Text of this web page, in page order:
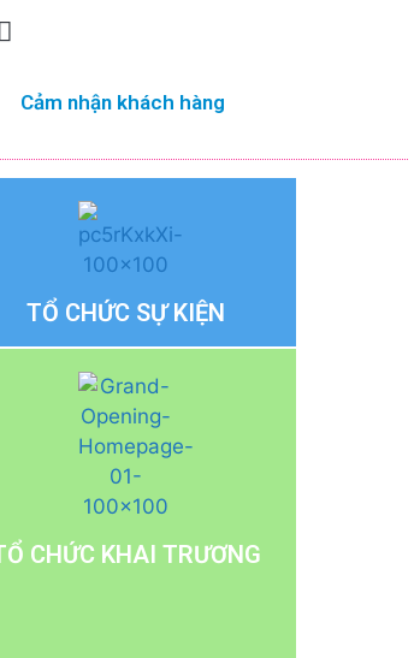
Cảm nhận khách hàng
TỔ CHỨC SỰ KIỆN
CHỨC KHAI TRƯƠNG